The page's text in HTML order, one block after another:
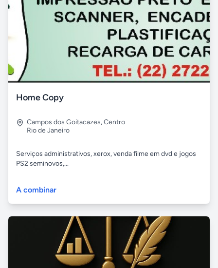
Home Copy
Campos dos Goitacazes,Centro
Rio de Janeiro
Serviços administrativos, xerox, venda filme em dvd e jogos
PS2 seminovos,...
A combinar